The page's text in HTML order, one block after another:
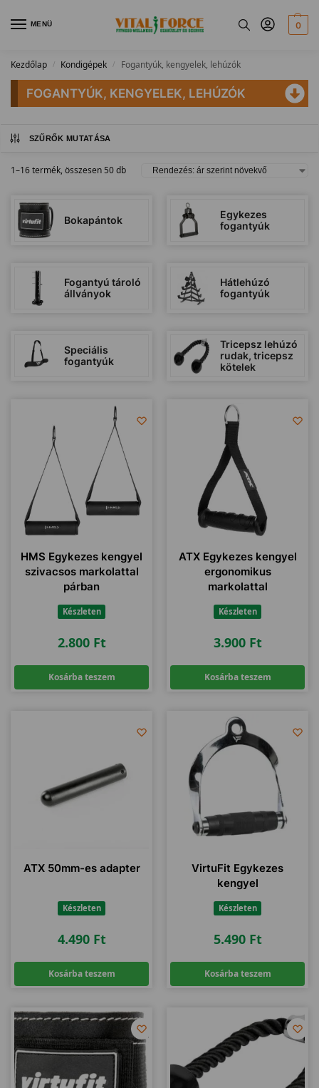
MENÜ 0
Kezdőlap / Kondigépek / Fogantyúk, kengyelek, lehúzók
FOGANTYÚK, KENGYELEK, LEHÚZÓK
SZŰRŐK MUTATÁSA
1–16 termék, összesen 50 db
Bokapántok
Egykezes
fogantyúk
Fogantyú tároló
állványok
Hátlehúzó
fogantyúk
Speciális
fogantyúk
Tricepsz lehúzó
rudak, tricepsz
kötelek
HMS Egykezes kengyel
szivacsos markolattal
párban
Készleten
2.800 Ft
Kosárba teszem
ATX Egykezes kengyel
ergonomikus
markolattal
Készleten
3.900 Ft
Kosárba teszem
ATX 50mm-es adapter
Készleten
4.490 Ft
Kosárba teszem
VirtuFit Egykezes
kengyel
Készleten
5.490 Ft
Kosárba teszem